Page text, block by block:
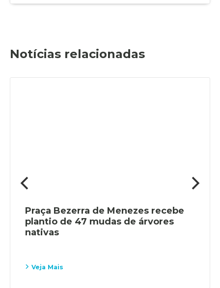
Notícias relacionadas
Praça Bezerra de Menezes recebe
plantio de 47 mudas de árvores
nativas
Veja Mais